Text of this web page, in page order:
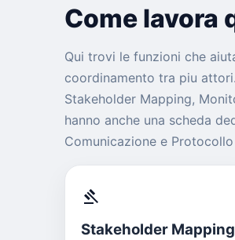
Come lavora
Qui trovi le funzioni che
coordinamento tra piu
Stakeholder Mapping,
hanno anche una scheda
Comunicazione e
gavel
Stakeholder Mapping